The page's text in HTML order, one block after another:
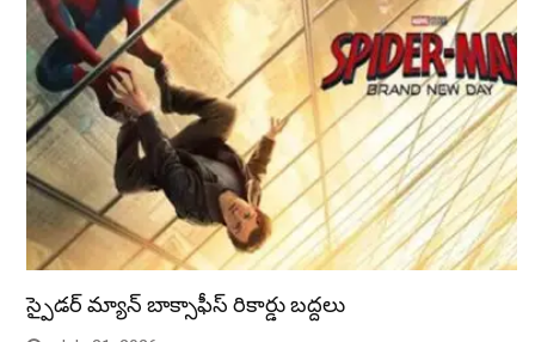
స్పైడర్ మ్యాన్ బాక్సాఫీస్ రికార్డు బద్దలు